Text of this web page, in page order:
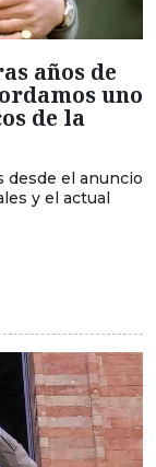
años de
uno
de la
desde el anuncio
y el actual